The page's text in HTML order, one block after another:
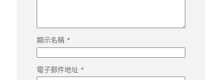
顯示名稱 *
電子郵件地址 *